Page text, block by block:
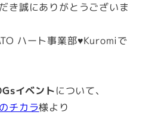
き誠にありがとうございま
ハート事業部♥Kuromiで
イベントについて、
チカラ様より